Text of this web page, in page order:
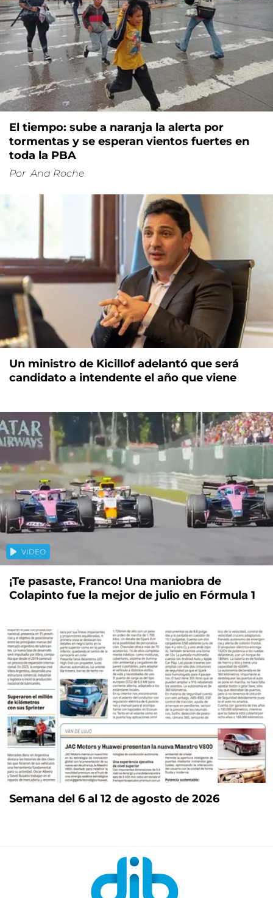
El tiempo: sube a naranja la alerta por
tormentas y se esperan vientos fuertes en
toda la PBA
Por Ana Roche
Un ministro de Kicillof adelantó que será
candidato a intendente el año que viene
VIDEO
¡Te pasaste, Franco! Una maniobra de
Colapinto fue la mejor de julio en Fórmula 1
Semana del 6 al 12 de agosto de 2026